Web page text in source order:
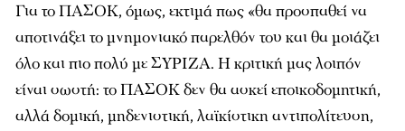
Για το ΠΑΣΟΚ, όμως, εκτιμά πως «θα προσπαθεί να
αποτινάξει το μνημονιακό παρελθόν του και θα μοιάζει
όλο και πιο πολύ με ΣΥΡΙΖΑ. Η κριτική μας λοιπόν
είναι σωστή: το ΠΑΣΟΚ δεν θα ασκεί εποικοδομητική,
αλλά δομική, μηδενιστική, λαϊκίστικη αντιπολίτευση,